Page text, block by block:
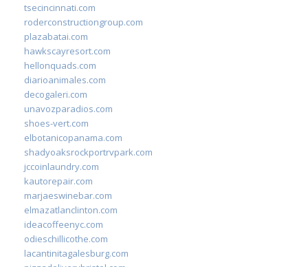
tsecincinnati.com
roderconstructiongroup.com
plazabatai.com
hawkscayresort.com
hellonquads.com
diarioanimales.com
decogaleri.com
unavozparadios.com
shoes-vert.com
elbotanicopanama.com
shadyoaksrockportrvpark.com
jccoinlaundry.com
kautorepair.com
marjaeswinebar.com
elmazatlanclinton.com
ideacoffeenyc.com
odieschillicothe.com
lacantinitagalesburg.com